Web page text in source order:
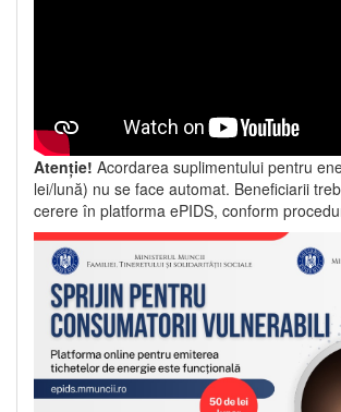
Atenție! Acordarea suplimentului pentru
lei/lună) nu se face automat. Beneficiarii
cerere în platforma ePIDS, conform